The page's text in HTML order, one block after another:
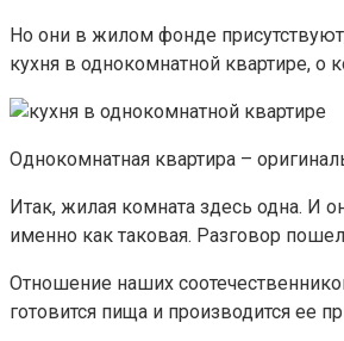
Но они в жилом фонде
кухня в однокомнатной квартире, о
Однокомнатная квартира –
Итак, жилая комната здесь одна. И
именно как таковая. Разговор
Отношение наших
готовится пища и производится ее